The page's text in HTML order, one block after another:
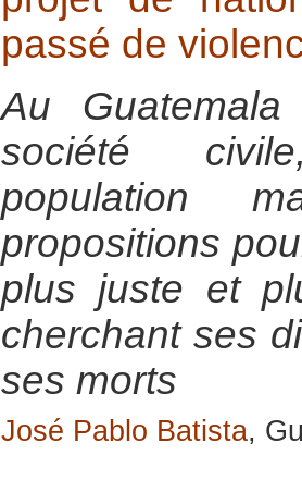
passé de
Au
société
population
propositions
plus juste et
cherchant ses
ses morts
José Pablo Batista,